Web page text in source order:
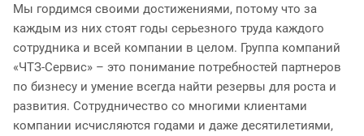
Мы гордимся своими достижениями, потому что за
каждым из них стоят годы серьезного труда каждого
сотрудника и всей компании в целом. Группа компаний
«ЧТЗ-Сервис» – это понимание потребностей партнеров
по бизнесу и умение всегда найти резервы для роста и
развития. Сотрудничество со многими клиентами
компании исчисляются годами и даже десятилетиями,